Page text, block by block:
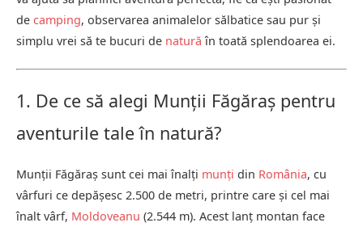
de camping, observarea animalelor sălbatice sau pur și
simplu vrei să te bucuri de natură în toată splendoarea ei.
1. De ce să alegi Munții Făgăraș pentru
aventurile tale în natură?
Munții Făgăraș sunt cei mai înalți munți din România, cu
vârfuri ce depășesc 2.500 de metri, printre care și cel mai
înalt vârf, Moldoveanu (2.544 m). Acest lanț montan face